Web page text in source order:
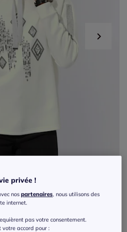
avec paillettes et
5/ 5- 1avis
privée !
nospartenaires , nous utilisons des
internet.
pas votre consentement.
votre accord pour :